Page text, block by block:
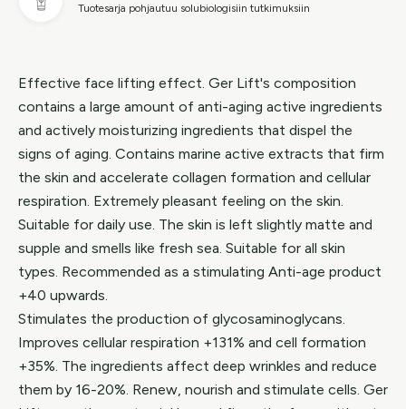
Tuotesarja pohjautuu solubiologisiin tutkimuksiin
Effective face lifting effect. Ger Lift's composition
contains a large amount of anti-aging active ingredients
and actively moisturizing ingredients that dispel the
signs of aging. Contains marine active extracts that firm
the skin and accelerate collagen formation and cellular
respiration. Extremely pleasant feeling on the skin.
Suitable for daily use. The skin is left slightly matte and
supple and smells like fresh sea. Suitable for all skin
types. Recommended as a stimulating Anti-age product
+40 upwards.
Stimulates the production of glycosaminoglycans.
Improves cellular respiration +131% and cell formation
+35%. The ingredients affect deep wrinkles and reduce
them by 16-20%. Renew, nourish and stimulate cells. Ger